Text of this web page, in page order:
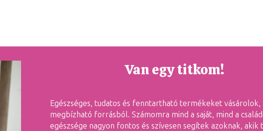
Van egy titkom!
Egészséges, tudatos és fenntartható termékeket vásárolok,
megbízható forrásból. Számomra mind a saját, mind a
egészsége nagyon fontos és szívesen segítek azoknak, akik